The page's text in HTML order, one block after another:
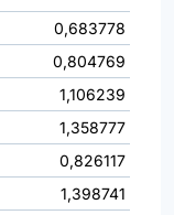
0,683778
0,804769
1,106239
1,358777
0,826117
1,398741